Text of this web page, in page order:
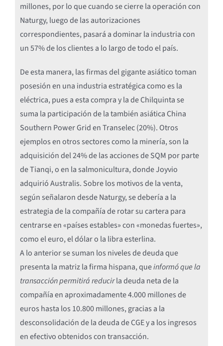
millones, por lo que cuando se cierre la operación con
Naturgy, luego de las autorizaciones
correspondientes, pasará a dominar la industria con
un 57% de los clientes a lo largo de todo el país.
De esta manera, las firmas del gigante asiático toman
posesión en una industria estratégica como es la
eléctrica, pues a esta compra y la de Chilquinta se
suma la participación de la también asiática China
Southern Power Grid en Transelec (20%). Otros
ejemplos en otros sectores como la minería, son la
adquisición del 24% de las acciones de SQM por parte
de Tianqi, o en la salmonicultura, donde Joyvio
adquirió Australis. Sobre los motivos de la venta,
según señalaron desde Naturgy, se debería a la
estrategia de la compañía de rotar su cartera para
centrarse en «países estables» con «monedas fuertes»,
como el euro, el dólar o la libra esterlina.
A lo anterior se suman los niveles de deuda que
presenta la matriz la firma hispana, queinformó que la
transacción permitirá reducirla deuda neta de la
compañía en aproximadamente 4.000 millones de
euros hasta los 10.800 millones, gracias a la
desconsolidación de la deuda de CGE y a los ingresos
en efectivo obtenidos con transacción.